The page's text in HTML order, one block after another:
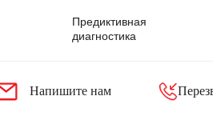
Предиктивная
диагностика
Напишите нам